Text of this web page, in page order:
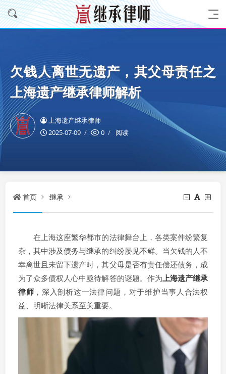
欠钱人离世无遗产，其父母责任之
上海遗产继承律师解析
上海遗产继承律师
2025-07-09
0 阅读
首页 继承
在上海这座繁华都市的法律舞台上，各类案件纷繁复
杂，其中涉及债务与继承的纠纷屡见不鲜。当欠钱的人不
幸离世且未留下遗产时，其父母是否有责任偿还债务，成
为了众多债权人心中亟待解答的谜题。作为上海遗产继承
律师 ，深入剖析这一法律问题，对于维护当事人合法权
益、明晰法律关系至关重要。